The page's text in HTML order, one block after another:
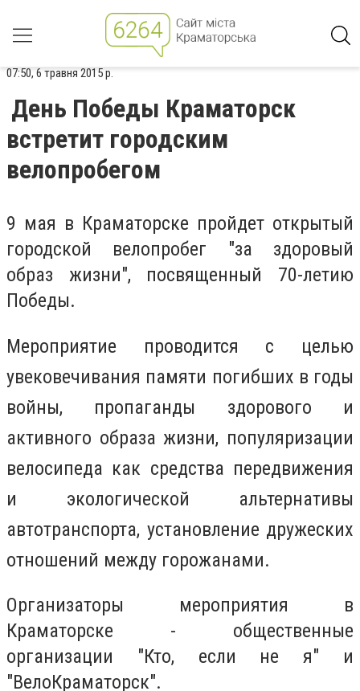
07:50, 6 травня 2015 р.
День Победы Краматорск
встретит городским
велопробегом
9 мая в Краматорске пройдет открытый
городской велопробег "за здоровый
образ жизни", посвященный 70-летию
Победы.
Мероприятие проводится с целью
увековечивания памяти погибших в годы
войны, пропаганды здорового и
активного образа жизни, популяризации
велосипеда как средства передвижения
и экологической альтернативы
автотранспорта, установление дружеских
отношений между горожанами.
Организаторы мероприятия в
Краматорске - общественные
организации "Кто, если не я" и
"ВелоКраматорск".